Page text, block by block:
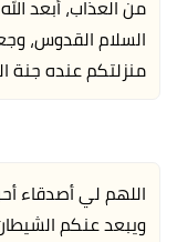
من العذاب، أبعد
السلام القدوس،
منزلتكم عنده جنة
اللهم لي أصدقاء
ويبعد عنكم